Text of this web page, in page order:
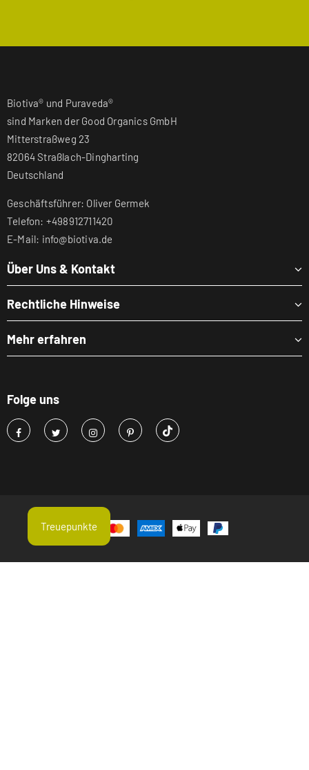
Biotiva® und Puraveda®
sind Marken der Good Organics GmbH
Mitterstraßweg 23
82064 Straßlach-Dingharting
Deutschland
Geschäftsführer: Oliver Germek
Telefon: +498912711420
E-Mail: info@biotiva.de
Über Uns & Kontakt
Rechtliche Hinweise
Mehr erfahren
Folge uns
Treuepunkte